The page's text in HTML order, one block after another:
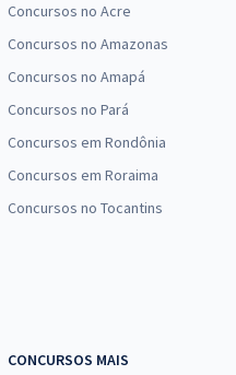
Concursos no Acre
Concursos no Amazonas
Concursos no Amapá
Concursos no Pará
Concursos em Rondônia
Concursos em Roraima
Concursos no Tocantins
CONCURSOS MAIS